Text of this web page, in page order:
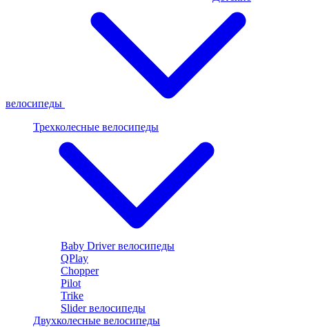
велосипеды
Трехколесные велосипеды
Baby Driver велосипеды
QPlay
Chopper
Pilot
Trike
Slider велосипеды
Двухколесные велосипеды